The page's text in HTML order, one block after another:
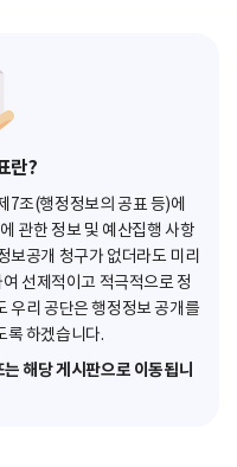
란?
7조(행정정보의 공표 등)에
관한 정보 및 예산집행 사항
보공개 청구가 없더라도 미리
선제적이고 적극적으로 정
우리 공단은 행정정보 공개를
록 하겠습니다.
해당 게시판으로 이동됩니